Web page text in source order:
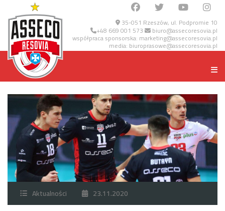
35-051 Rzeszów, ul. Podpromie 10
+48 669 001 573 biuro@assecoresovia.pl
współpraca sponsorska: marketing@assecoresovia.pl
media: biuroprasowe@assecoresovia.pl
Aktualności 23.11.2020